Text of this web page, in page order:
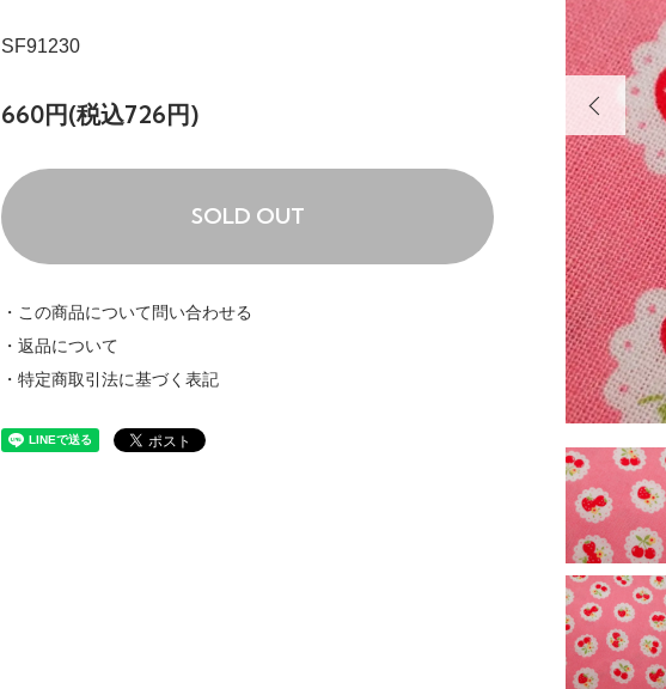
SF91230
660円(税込726円)
SOLD OUT
・この商品について問い合わせる
・返品について
・特定商取引法に基づく表記